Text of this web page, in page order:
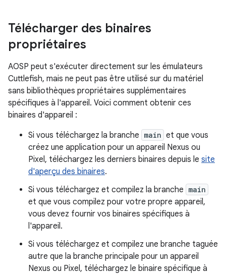
Télécharger des binaires
propriétaires
AOSP peut s'exécuter directement sur les émulateurs
Cuttlefish, mais ne peut pas être utilisé sur du matériel
sans bibliothèques propriétaires supplémentaires
spécifiques à l'appareil. Voici comment obtenir ces
binaires d'appareil :
Si vous téléchargez la branche main et que vous
créez une application pour un appareil Nexus ou
Pixel, téléchargez les derniers binaires depuis le site
d'aperçu des binaires.
Si vous téléchargez et compilez la branche main
et que vous compilez pour votre propre appareil,
vous devez fournir vos binaires spécifiques à
l'appareil.
Si vous téléchargez et compilez une branche taguée
autre que la branche principale pour un appareil
Nexus ou Pixel, téléchargez le binaire spécifique à